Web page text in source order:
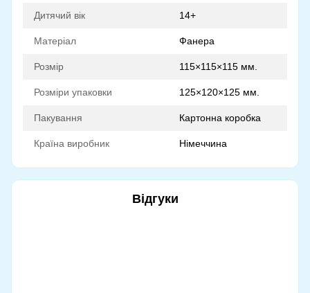
Дитячий вік 14+
Матеріал Фанера
Розмір 115×115×115 мм.
Розміри упаковки 125×120×125 мм.
Пакування Картонна коробка
Країна виробник Німеччина
Відгуки